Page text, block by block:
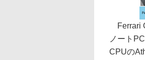
Ferrari
ノート
CPUの